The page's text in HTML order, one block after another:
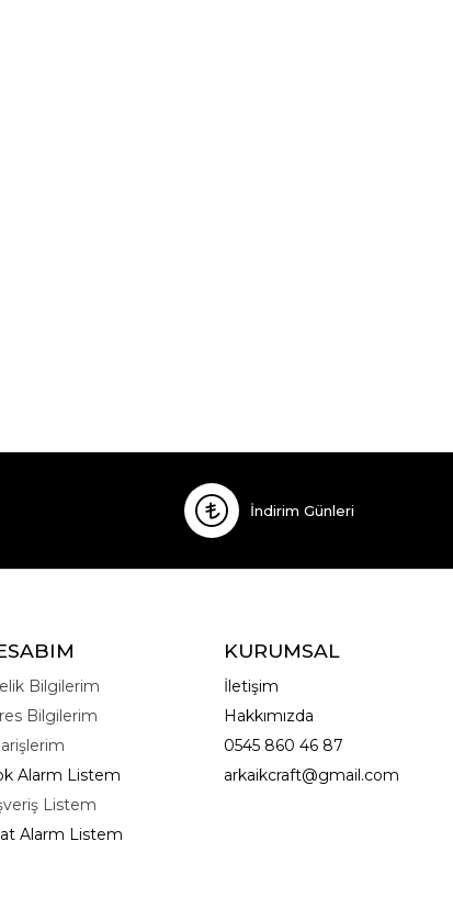
İndirim Günleri
Bilgilerim
Bilgilerim
Alarm Listem
Listem
Alarm Listem
KURUMSAL
İletişim
Hakkımızda
0545 860 46 87
arkaikcraft@gmail.com